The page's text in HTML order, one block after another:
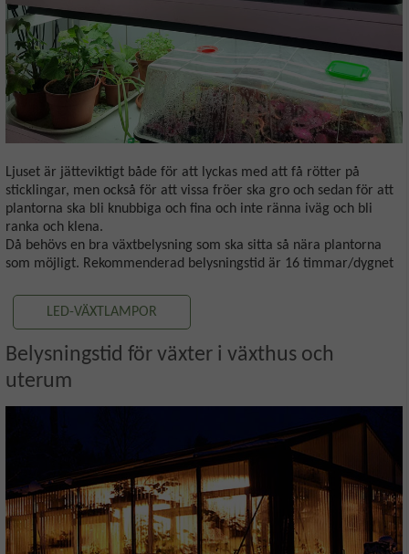
Ljuset är jätteviktigt både för att lyckas med att få rötter på
sticklingar, men också för att vissa fröer ska gro och sedan för att
plantorna ska bli knubbiga och fina och inte ränna iväg och bli
ranka och klena.
Då behövs en bra växtbelysning som ska sitta så nära plantorna
som möjligt. Rekommenderad belysningstid är 16 timmar/dygnet
LED-VÄXTLAMPOR
Belysningstid för växter i växthus och
uterum